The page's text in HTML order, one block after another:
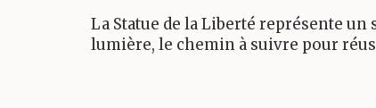
La Statue de la Liberté représente
lumière, le chemin à suivre pour